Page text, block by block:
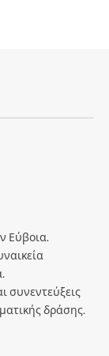
Εύβοια.
συνεντεύξεις
δράσης.